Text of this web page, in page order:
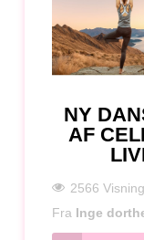
NY
AF
2566
Fra Inge